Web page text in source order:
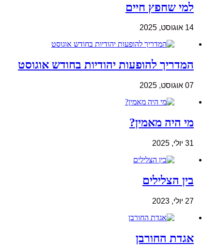
למי שחפץ חיים
14 אוגוסט, 2025
המדריך להופעות יהודיות בחודש אוגוסט
07 אוגוסט, 2025
מי היה מאמין?
31 יולי, 2025
בין הצלילים
27 יולי, 2023
אגדת החורבן